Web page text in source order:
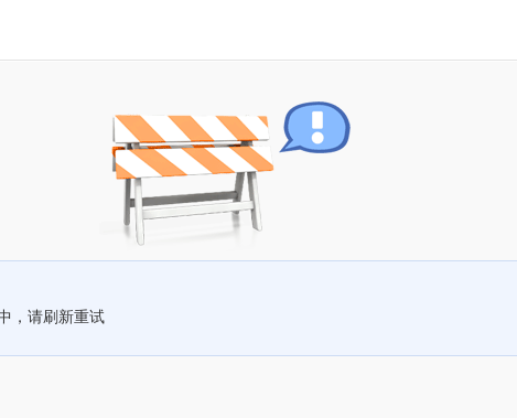
，请刷新重试